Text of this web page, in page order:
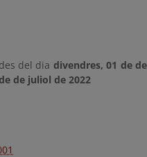
del dia divendres, 01 de de
de juliol de 2022